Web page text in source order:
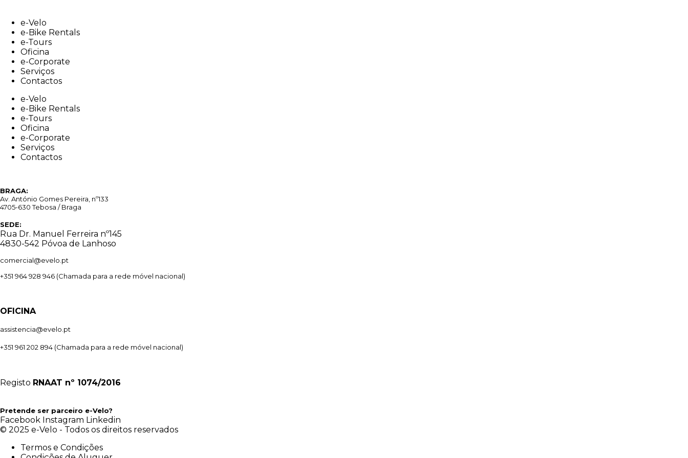
contente-Velo
e-Bike Rentals
e-Tours
Oficina
e-Corporate
Serviços
Contactos
e-Velo
e-Bike Rentals
e-Tours
Oficina
e-Corporate
Serviços
Contactos
BRAGA:
Av. António Gomes Pereira, nº133
4705-630 Tebosa / Braga
SEDE:
Rua Dr. Manuel Ferreira nº145
4830-542 Póvoa de Lanhoso
comercial@evelo.pt
+351 964 928 946 (Chamada para a rede móvel nacional)
OFICINA
assistencia@evelo.pt
+351 961 202 894 (Chamada para a rede móvel nacional)
Registo RNAAT nº 1074/2016
Pretende ser parceiro e-Velo?
Facebook Instagram Linkedin
© 2025 e-Velo - Todos os direitos reservados
Termos e Condições